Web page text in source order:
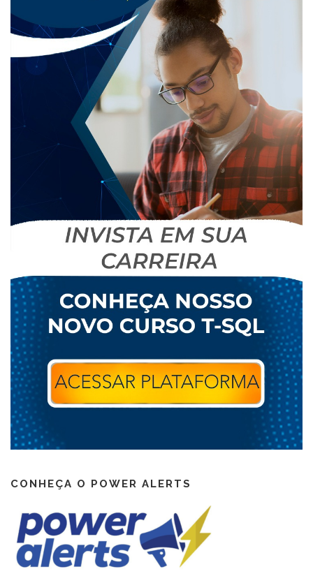
CONHEÇA O POWER ALERTS